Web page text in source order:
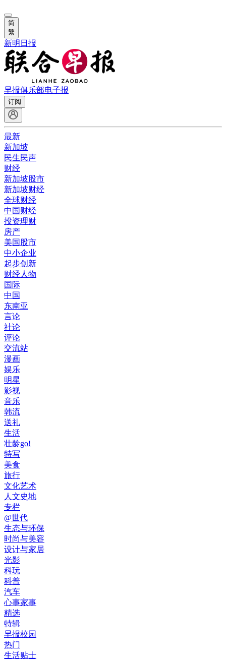
简
繁
新明日报
早报俱乐部电子报
订阅
最新
新加坡
民生民声
财经
新加坡股市
新加坡财经
全球财经
中国财经
投资理财
房产
美国股市
中小企业
起步创新
财经人物
国际
中国
东南亚
言论
社论
评论
交流站
漫画
娱乐
明星
影视
音乐
韩流
送礼
生活
壮龄go!
特写
美食
旅行
文化艺术
人文史地
专栏
@世代
生态与环保
时尚与美容
设计与家居
光影
科玩
科普
汽车
心事家事
精选
特辑
早报校园
热门
生活贴士